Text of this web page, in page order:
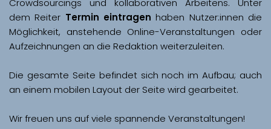
Crowdsourcings und kollaborativen Arbeitens. Unter
dem Reiter Termin eintragen haben Nutzer:innen die
Möglichkeit, anstehende Online-Veranstaltungen oder
Aufzeichnungen an die Redaktion weiterzuleiten.
Die gesamte Seite befindet sich noch im Aufbau; auch
Wir freuen uns auf viele spannende Veranstaltungen!